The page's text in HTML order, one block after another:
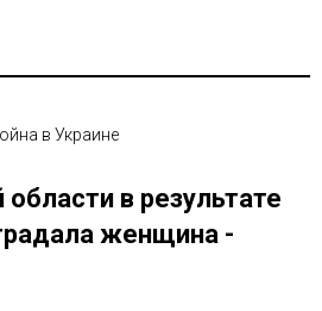
в Украине
области в результате
женщина -